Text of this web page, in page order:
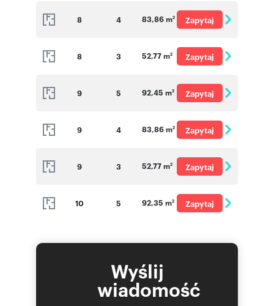
8 4 83,86 m2
Zapytaj
8 3 52,77 m2
Zapytaj
9 5 92,45 m2
Zapytaj
9 4 83,86 m2
Zapytaj
9 3 52,77 m2
Zapytaj
10 5 92,35 m2
Zapytaj
Wyślij
wiadomość